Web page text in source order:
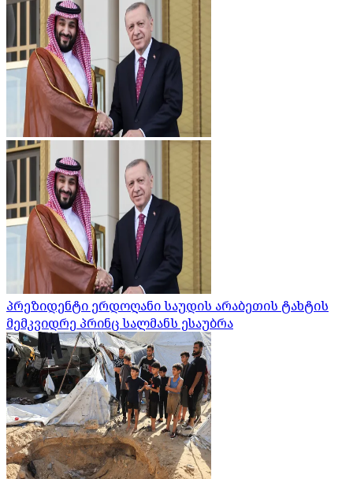
პრეზიდენტი ერდოღანი საუდის არაბეთის ტახტის
მემკვიდრე პრინც სალმანს ესაუბრა